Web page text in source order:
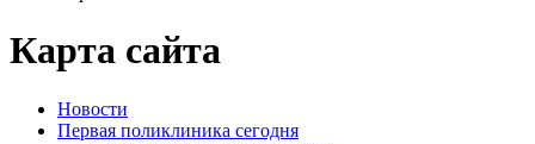
Карта сайта
Новости
Первая поликлиника сегодня